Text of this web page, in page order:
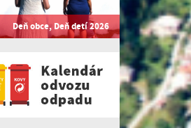
Deň obce, Deň detí 2026